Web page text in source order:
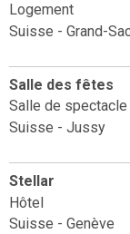
Logement
Suisse - Grand-
Salle des fêtes
Salle de spectacle
Suisse - Jussy
Stellar
Hôtel
Suisse - Genève